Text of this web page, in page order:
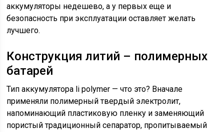
аккумуляторы недешево, а у первых еще и
безопасность при эксплуатации оставляет желать
лучшего.
Конструкция литий – полимерных
батарей
Тип аккумулятора li polymer — что это? Вначале
применяли полимерный твердый электролит,
напоминающий пластиковую пленку и заменяющий
пористый традиционный сепаратор, пропитываемый